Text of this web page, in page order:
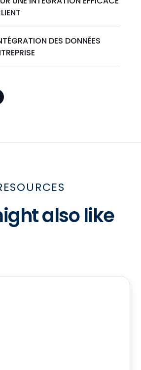
DES DONNÉES
also like